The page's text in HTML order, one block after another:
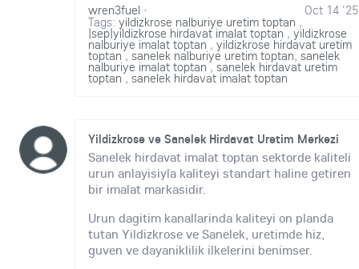
wren3fuel Oct 14 '25
·
Tags: yildizkrose nalburiye uretim toptan ,
|sep|yildizkrose hirdavat imalat toptan , yildizkrose
nalburiye imalat toptan , yildizkrose hirdavat uretim
toptan, sanelek nalburiye uretim toptan, sanelek
nalburiye imalat toptan, sanelek hirdavat uretim
toptan, sanelek hirdavat imalat toptan
Yildizkrose ve Sanelek Hirdavat Uretim Merkezi
Sanelek hirdavat imalat toptan sektorde kaliteli
urun anlayisiyla kaliteyi standart haline getiren
bir imalat markasidir.
Urun dagitim kanallarinda kaliteyi on planda
tutan Yildizkrose ve Sanelek, uretimde hiz,
guven ve dayaniklilik ilkelerini benimser.